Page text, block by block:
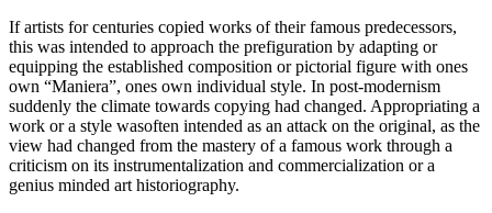
If artists for centuries copied works of their famous predecessors,
this was intended to approach the prefiguration by adapting or
equipping the established composition or pictorial figure with ones
own “Maniera”, ones own individual style. In post-modernism
suddenly the climate towards copying had changed. Appropriating a
work or a style wasoften intended as an attack on the original, as the
view had changed from the mastery of a famous work through a
criticism on its instrumentalization and commercialization or a
genius minded art historiography.